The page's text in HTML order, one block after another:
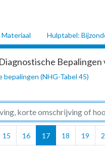
Hulptabel:
(NHG-Tabel 45)
15 16 17 18 19